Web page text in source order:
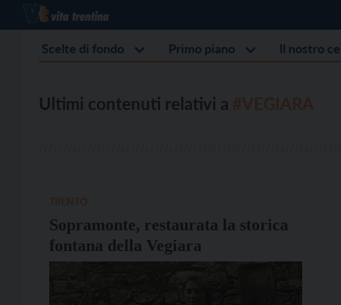
Scelte di fondo Primo piano Il nostro
Ultimi contenuti relativi a
Sopramonte, restaurata la storica
fontana della Vegiara